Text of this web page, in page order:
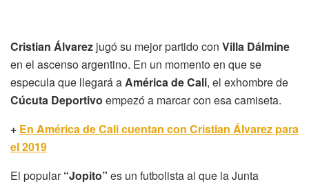
Cristian Álvarez jugó su mejor partido con Villa Dálmine
en el ascenso argentino. En un momento en que se
especula que llegará a América de Cali, el exhombre de
Cúcuta Deportivo empezó a marcar con esa camiseta.
+ En América de Cali cuentan con Cristian Álvarez para
el 2019
El popular“Jopito” es un futbolista al que la Junta